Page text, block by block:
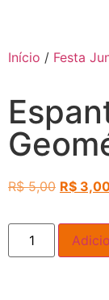
Início / Festa
R$5,00 R$